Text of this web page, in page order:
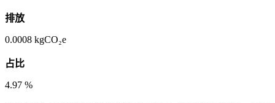
排放
0.0008 kgCO₂e
占比
4.97 %